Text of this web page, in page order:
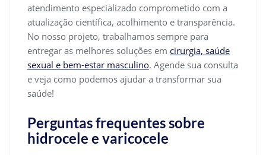
atendimento especializado comprometido com a
atualização científica, acolhimento e transparência.
No nosso projeto, trabalhamos sempre para
entregar as melhores soluções em cirurgia, saúde
sexual e bem-estar masculino. Agende sua consulta
e veja como podemos ajudar a transformar sua
saúde!
Perguntas frequentes sobre
hidrocele e varicocele